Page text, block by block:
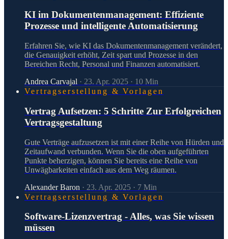
KI im Dokumentenmanagement: Effiziente
Prozesse und intelligente Automatisierung
Erfahren Sie, wie KI das Dokumentenmanagement verändert,
die Genauigkeit erhöht, Zeit spart und Prozesse in den
Bereichen Recht, Personal und Finanzen automatisiert.
Andrea Carvajal · 23. Apr. 2025 · 10 Min
Vertragserstellung & Vorlagen
Vertrag Aufsetzen: 5 Schritte Zur Erfolgreichen
Vertragsgestaltung
Gute Verträge aufzusetzen ist mit einer Reihe von Hürden und
Zeitaufwand verbunden. Wenn Sie die oben aufgeführten
Punkte beherzigen, können Sie bereits eine Reihe von
Unwägbarkeiten einfach aus dem Weg räumen.
Alexander Baron · 23. Apr. 2025 · 7 Min
Vertragserstellung & Vorlagen
Software-Lizenzvertrag - Alles, was Sie wissen
müssen